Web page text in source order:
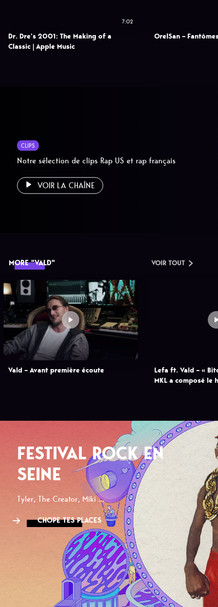
7:02
Dr. Dre’s 2001: The Making of a
Classic | Apple Music
OrelSan –
CLIPS
Notre sélection de clips Rap US et rap français
VOIR LA CHAÎNE
MORE "VALD" VOIR TOUT
Vald – Avant première écoute
Lefa ft. Vald – «
MKL a composé le
FESTIVAL ROCK EN
SEINE
Tyler, The Creator, Miki ...
CHOPE TES PLACES